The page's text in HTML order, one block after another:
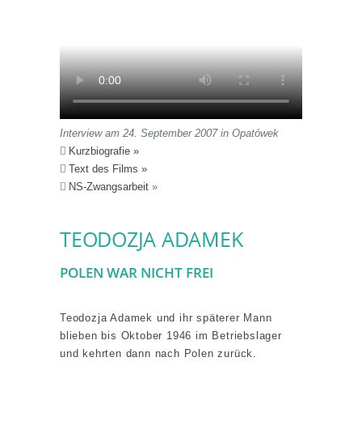
Interview am 24. September 2007 in Opatówek
Kurzbiografie »
Text des Films »
NS-Zwangsarbeit »
TEODOZJA ADAMEK
POLEN WAR NICHT FREI
Teodozja Adamek und ihr späterer Mann
blieben bis Oktober 1946 im Betriebslager
und kehrten dann nach Polen zurück.